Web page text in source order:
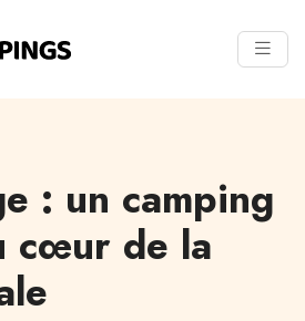
: un camping
cœur de la